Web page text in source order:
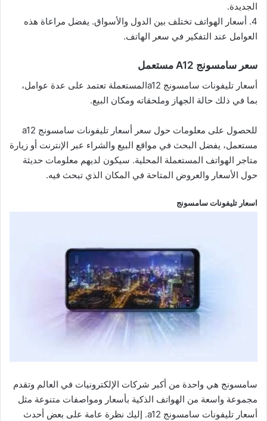
الجديدة.
4. أسعار الهواتف تختلف بين الدول والأسواق. يفضل مراعاة هذه
العوامل عند التفكير في سعر الهاتف.
سعر سامسونج A12 مستعمل
أسعار تليفونات سامسونج a12المستعملة تعتمد على عدة عوامل،
بما في ذلك حالة الجهاز وملحقاته ومكان البيع.
للحصول على معلومات حول سعر أسعار تليفونات سامسونج a12
مستعمل، يفضل البحث في مواقع البيع والشراء عبر الإنترنت أو زيارة
متاجر الهواتف المستعملة المحلية. سيكون لديهم معلومات حديثة
حول الأسعار والعروض المتاحة في المكان الذي تبحث فيه.
اسعار تليفونات سامسونج
سامسونج هي واحدة من أكبر شركات الإلكترونيات في العالم وتقدم
مجموعة واسعة من الهواتف الذكية بأسعار ومواصفات متنوعة مثل
أسعار تليفونات سامسونج a12. إليك نظرة عامة على بعض أحدث